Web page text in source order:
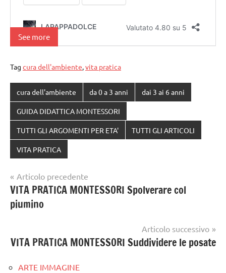
See more
Tag cura dell'ambiente,vita pratica
cura dell'ambiente da 0 a 3 anni dai 3 ai 6 anni
GUIDA DIDATTICA MONTESSORI
TUTTI GLI ARGOMENTI PER ETA' TUTTI GLI ARTICOLI
VITA PRATICA
Navigazione
articoli
Articolo precedente
VITA PRATICA MONTESSORI Spolverare col
piumino
Articolo successivo
VITA PRATICA MONTESSORI Suddividere le posate
ARTE IMMAGINE